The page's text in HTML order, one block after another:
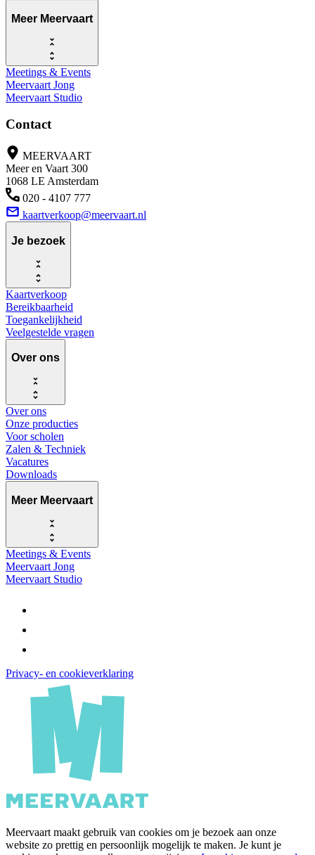
Meer Meervaart
Meetings & Events
Meervaart Jong
Meervaart Studio
Contact
MEERVAART
Meer en Vaart 300
1068 LE Amsterdam
020 - 4107 777
kaartverkoop@meervaart.nl
Je bezoek
Kaartverkoop
Bereikbaarheid
Toegankelijkheid
Veelgestelde vragen
Over ons
Over ons
Onze producties
Voor scholen
Zalen & Techniek
Vacatures
Downloads
Meer Meervaart
Meetings & Events
Meervaart Jong
Meervaart Studio
Privacy- en cookieverklaring
Meervaart maakt gebruik van cookies om je bezoek aan onze
website zo prettig en persoonlijk mogelijk te maken. Je kunt je